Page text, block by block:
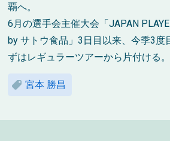
覇へ。
6月の選手会主催大会「JAPAN
by サトウ食品」3日目以来、今季3度
ずはレギュラーツアーから片付ける。
宮本 勝昌